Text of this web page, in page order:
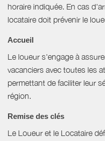
horaire indiquée. En cas
locataire doit prévenir le
Accueil
Le loueur s'engage à
vacanciers avec toutes les
permettant de faciliter leur
région.
Remise des clés
Le Loueur et le Locataire